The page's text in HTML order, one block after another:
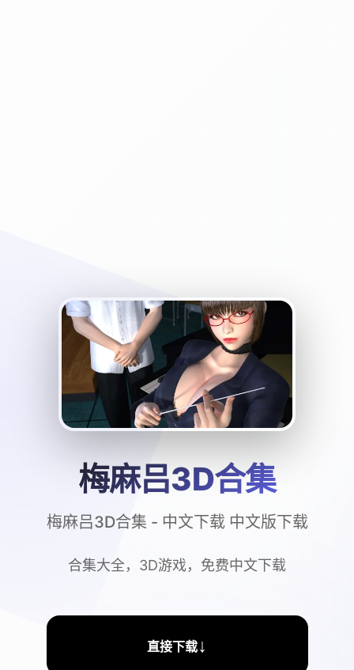
梅麻吕3D合集
梅麻吕3D合集 - 中文下载 中文版下载
合集大全，3D游戏，免费中文下载
直接下载↓